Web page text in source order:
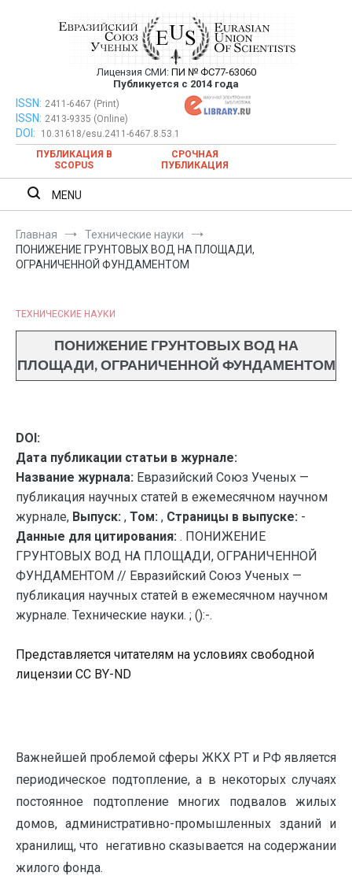
Евразийский Союз Ученых —
публикация научных статей в
ежемесячном научном журнале
Лицензия СМИ: ПИ № ФС77-63060
Публикуется с 2014 года
Евразийский Союз Ученых — публикация научных статей в
ежемесячном научном журнале
ISSN: 2411-6467 (Print)
ISSN: 2413-9335 (Online)
DOI:
10.31618/esu.2411-6467.8.53.1
ПУБЛИКАЦИЯ В
SCOPUS
СРОЧНАЯ
ПУБЛИКАЦИЯ
MENU
Главная
Технические науки
ПОНИЖЕНИЕ ГРУНТОВЫХ ВОД НА ПЛОЩАДИ,
ОГРАНИЧЕННОЙ ФУНДАМЕНТОМ
ТЕХНИЧЕСКИЕ НАУКИ
ПОНИЖЕНИЕ ГРУНТОВЫХ ВОД НА
ПЛОЩАДИ, ОГРАНИЧЕННОЙ ФУНДАМЕНТОМ
DOI:
Дата публикации статьи в журнале:
Название журнала: Евразийский Союз Ученых —
публикация научных статей в ежемесячном научном
журнале, Выпуск: , Том: , Страницы в выпуске: -
Данные для цитирования: . ПОНИЖЕНИЕ
ГРУНТОВЫХ ВОД НА ПЛОЩАДИ, ОГРАНИЧЕННОЙ
ФУНДАМЕНТОМ // Евразийский Союз Ученых —
публикация научных статей в ежемесячном научном
журнале. Технические науки. ; ():-.
Представляется читателям на условиях свободной
лицензии CC BY-ND
Важнейшей проблемой сферы ЖКХ РТ и РФ является
периодическое подтопление, а в некоторых случаях
постоянное подтопление многих подвалов жилых
домов, административно-промышленных зданий и
хранилищ, что негативно сказывается на содержании
жилого фонда.